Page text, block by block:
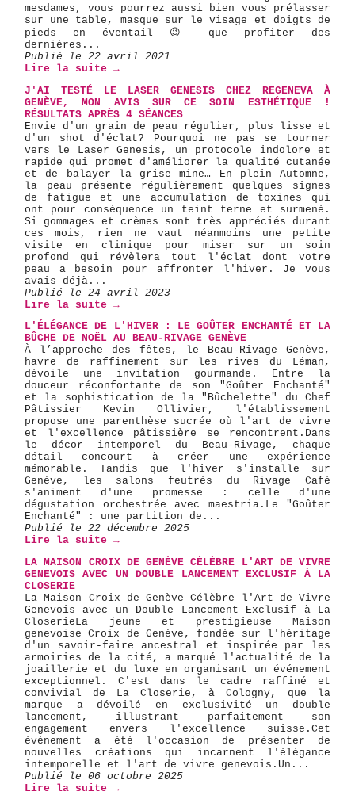
mesdames, vous pourrez aussi bien vous prélasser
sur une table, masque sur le visage et doigts de
pieds en éventail 😉 que profiter des
dernières...
Publié le 22 avril 2021
Lire la suite →
J'AI TESTÉ LE LASER GENESIS CHEZ REGENEVA À
GENÈVE, MON AVIS SUR CE SOIN ESTHÉTIQUE !
RÉSULTATS APRÈS 4 SÉANCES
Envie d'un grain de peau régulier, plus lisse et
d'un shot d'éclat? Pourquoi ne pas se tourner
vers le Laser Genesis, un protocole indolore et
rapide qui promet d'améliorer la qualité cutanée
et de balayer la grise mine… En plein Automne,
la peau présente régulièrement quelques signes
de fatigue et une accumulation de toxines qui
ont pour conséquence un teint terne et surmené.
Si gommages et crèmes sont très appréciés durant
ces mois, rien ne vaut néanmoins une petite
visite en clinique pour miser sur un soin
profond qui révèlera tout l'éclat dont votre
peau a besoin pour affronter l'hiver. Je vous
avais déjà...
Publié le 24 avril 2023
Lire la suite →
L'ÉLÉGANCE DE L'HIVER : LE GOÛTER ENCHANTÉ ET LA
BÛCHE DE NOËL AU BEAU-RIVAGE GENÈVE
​À l’approche des fêtes, le Beau-Rivage Genève,
havre de raffinement sur les rives du Léman,
dévoile une invitation gourmande. Entre la
douceur réconfortante de son "Goûter Enchanté"
et la sophistication de la "Bûchelette" du Chef
Pâtissier Kevin Ollivier, l'établissement
propose une parenthèse sucrée où l'art de vivre
et l'excellence pâtissière se rencontrent. ​Dans
le décor intemporel du Beau-Rivage, chaque
détail concourt à créer une expérience
mémorable. Tandis que l'hiver s'installe sur
Genève, les salons feutrés du Rivage Café
s'animent d'une promesse : celle d'une
dégustation orchestrée avec maestria. ​Le "Goûter
Enchanté" : une partition de...
Publié le 22 décembre 2025
Lire la suite →
LA MAISON CROIX DE GENÈVE CÉLÈBRE L'ART DE VIVRE
GENEVOIS AVEC UN DOUBLE LANCEMENT EXCLUSIF À LA
CLOSERIE
La Maison Croix de Genève Célèbre l'Art de Vivre
Genevois avec un Double Lancement Exclusif à La
Closerie ​La jeune et prestigieuse Maison
genevoise Croix de Genève, fondée sur l'héritage
d'un savoir-faire ancestral et inspirée par les
armoiries de la cité, a marqué l'actualité de la
joaillerie et du luxe en organisant un événement
exceptionnel. C'est dans le cadre raffiné et
convivial de La Closerie, à Cologny, que la
marque a dévoilé en exclusivité un double
lancement, illustrant parfaitement son
engagement envers l'excellence suisse. ​Cet
événement a été l'occasion de présenter de
nouvelles créations qui incarnent l'élégance
intemporelle et l'art de vivre genevois. ​Un...
Publié le 06 octobre 2025
Lire la suite →